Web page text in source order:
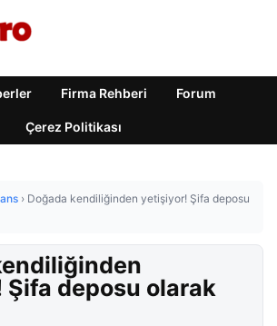
Firma Rehberi Forum
Çerez Politikası
› Doğada kendiliğinden yetişiyor! Şifa deposu
deposu olarak